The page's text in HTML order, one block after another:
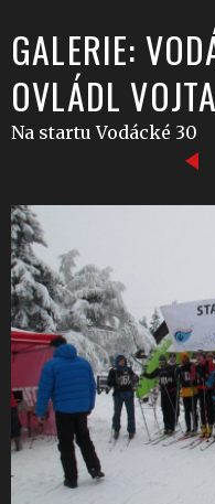
GALERIE:
OVLÁDL
Na startu Vodácké 30